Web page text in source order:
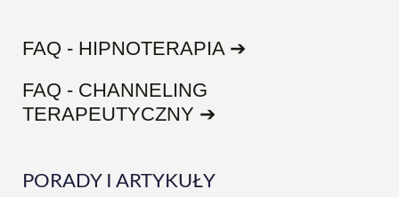
FAQ - HIPNOTERAPIA ➔
FAQ - CHANNELING
TERAPEUTYCZNY ➔
PORADY I ARTYKUŁY